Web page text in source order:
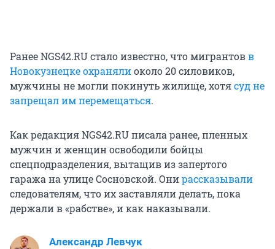
Ранее NGS42.RU стало известно, что мигрантовв
Новокузнецке охранялиоколо 20 силовиков,
мужчины не могли покинуть жилище, хотясуд не
запрещал им перемещаться.
Как редакция NGS42.RU писала ранее, пленных
мужчин и женщин освободили бойцы
спецподразделения, вытащив из запертого
гаража на улице Сосновской. Онирассказывали
следователям, что их заставляли делать, пока
держали в «рабстве», и как наказывали.
Александр Левчук